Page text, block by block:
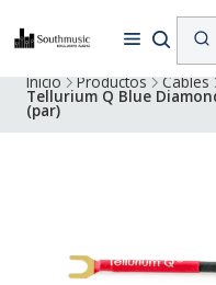
Despacho a todo Chile.
compras superiores a
Inicio Productos Cables
Tellurium Q Blue
(par)